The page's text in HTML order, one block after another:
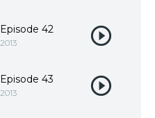
Episode 42
2013
Episode 43
2013